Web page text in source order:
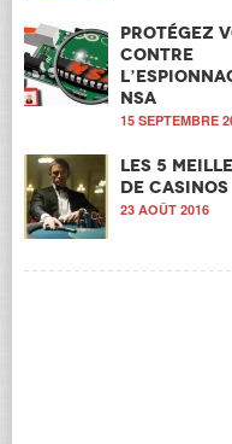
Protégez
contre
NSA
15 SEPTEMBRE
Les 5
de casinos
23 AOÛT 2016